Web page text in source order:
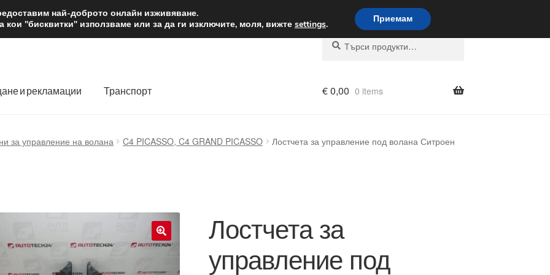
лв. Доставка по целия свят
Търсене
Търсене
и рекламации Транспорт €0,00 0 items
за управление на волана C4 PICASSO, C4 GRAND PICASSO
Лостчета за управление под волана Ситроен
🔍
Лостчета за
управление под
най-доброто онлайн изживяване.
"бисквитки" използваме или за да ги изключите, моля, вижте settings. Приемам